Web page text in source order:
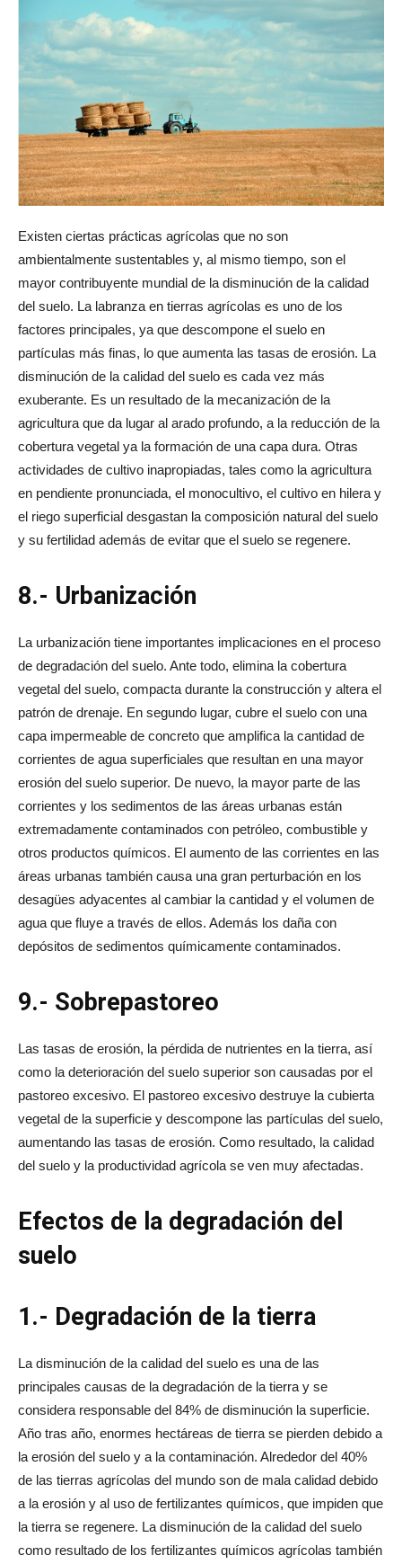
Existen ciertas prácticas agrícolas que no son
ambientalmente sustentables y, al mismo tiempo, son el
mayor contribuyente mundial de la disminución de la calidad
del suelo. La labranza en tierras agrícolas es uno de los
factores principales, ya que descompone el suelo en
partículas más finas, lo que aumenta las tasas de erosión. La
disminución de la calidad del suelo es cada vez más
exuberante. Es un resultado de la mecanización de la
agricultura que da lugar al arado profundo, a la reducción de la
cobertura vegetal ya la formación de una capa dura. Otras
actividades de cultivo inapropiadas, tales como la agricultura
en pendiente pronunciada, el monocultivo, el cultivo en hilera y
el riego superficial desgastan la composición natural del suelo
y su fertilidad además de evitar que el suelo se regenere.
8.- Urbanización
La urbanización tiene importantes implicaciones en el proceso
de degradación del suelo. Ante todo, elimina la cobertura
vegetal del suelo, compacta durante la construcción y altera el
patrón de drenaje. En segundo lugar, cubre el suelo con una
capa impermeable de concreto que amplifica la cantidad de
corrientes de agua superficiales que resultan en una mayor
erosión del suelo superior. De nuevo, la mayor parte de las
corrientes y los sedimentos de las áreas urbanas están
extremadamente contaminados con petróleo, combustible y
otros productos químicos. El aumento de las corrientes en las
áreas urbanas también causa una gran perturbación en los
desagües adyacentes al cambiar la cantidad y el volumen de
agua que fluye a través de ellos. Además los daña con
depósitos de sedimentos químicamente contaminados.
9.- Sobrepastoreo
Las tasas de erosión, la pérdida de nutrientes en la tierra, así
como la deterioración del suelo superior son causadas por el
pastoreo excesivo. El pastoreo excesivo destruye la cubierta
vegetal de la superficie y descompone las partículas del suelo,
aumentando las tasas de erosión. Como resultado, la calidad
del suelo y la productividad agrícola se ven muy afectadas.
Efectos de la degradación del
suelo
1.- Degradación de la tierra
La disminución de la calidad del suelo es una de las
principales causas de la degradación de la tierra y se
considera responsable del 84% de disminución la superficie.
Año tras año, enormes hectáreas de tierra se pierden debido a
la erosión del suelo y a la contaminación. Alrededor del 40%
de las tierras agrícolas del mundo son de mala calidad debido
a la erosión y al uso de fertilizantes químicos, que impiden que
la tierra se regenere. La disminución de la calidad del suelo
como resultado de los fertilizantes químicos agrícolas también